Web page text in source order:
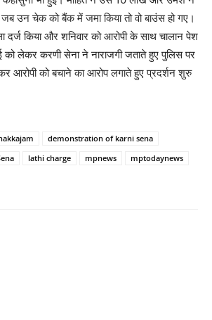
उन चेक को बैंक में जमा किया तो वो बाउंस हो गए।
दर्ज किया और शनिवार को आरोपी के साथ चालान पेश
को लेकर करणी सेना ने नाराजगी जताते हुए पुलिस पर
आरोपी को बचाने का आरोप लगाते हुए प्रदर्शन शुरु
demonstration of karni sena
lathi charge mpnews
mptodaynews